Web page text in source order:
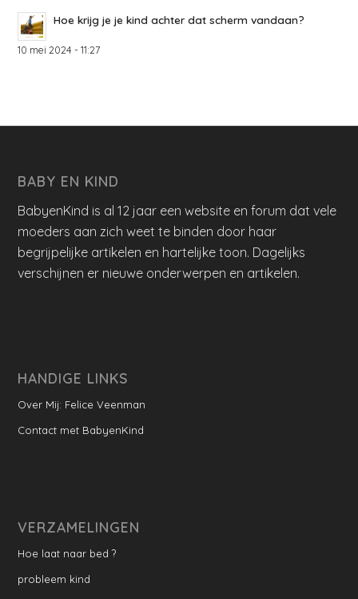
Hoe krijg je je kind achter dat scherm vandaan?
10 mei 2024 - 11:27
BABY EN KIND
BabyenKind is al 12 jaar een website en forum dat vele
moeders aan zich weet te binden door haar
begrijpelijke artikelen en hartelijke toon. Dagelijks
verschijnen er nieuwe onderwerpen en artikelen.
HANDIGE LINKS
Over Mij: Felice Veenman
Contact met BabyenKind
VERZAMELINGEN
Hoe laat naar bed ?
probleem kind